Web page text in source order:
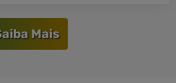
Mais